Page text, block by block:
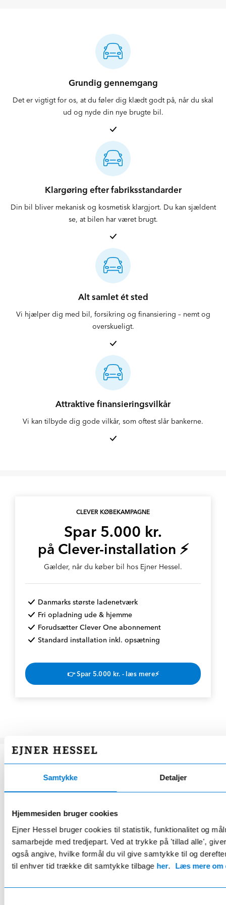
Samtykke Detaljer
Hjemmesiden bruger cookies
Ejner Hessel bruger cookies til statistik, funktionalitet og
samarbejde med tredjepart. Ved at trykke på 'tillad alle',
også angive, hvilke formål du vil give samtykke til og
til enhver tid trække dit samtykke tilbage her. Læs mere om
Grundig gennemgang
Det er vigtigt for os, at du føler dig klædt godt på, når du skal
ud og nyde din nye brugte bil.
Klargøring efter fabriksstandarder
Din bil bliver mekanisk og kosmetisk klargjort. Du kan sjældent
se, at bilen har været brugt.
Alt samlet ét sted
Vi hjælper dig med bil, forsikring og finansiering – nemt og
overskueligt.
Attraktive finansieringsvilkår
Vi kan tilbyde dig gode vilkår, som oftest slår bankerne.
CLEVER KØBEKAMPAGNE
Spar 5.000 kr.
på Clever-installation ⚡
Gælder, når du køber bil hos Ejner Hessel.
Danmarks største ladenetværk
Fri opladning ude & hjemme
Forudsætter Clever One abonnement
Standard installation inkl. opsætning
👉 Spar 5.000 kr. - læs mere⚡
BILEN ER CERTIFICERET AF
Hessel Selected
Brugte biler med ren fortid
Introduktion til din bil af en ekspert
30 dages ombytningsret*
Attraktiv finansiering igennem Hessel Solutions